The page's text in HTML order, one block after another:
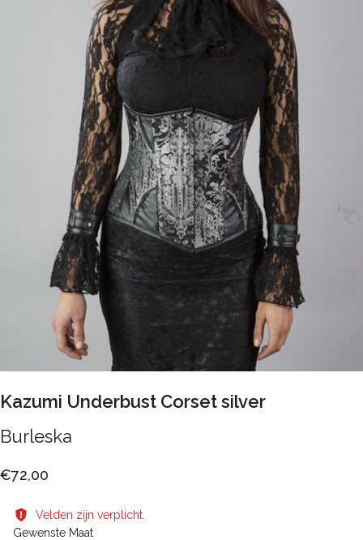
Kazumi Underbust Corset silver
Burleska
€72,00
Velden zijn verplicht.
Gewenste Maat